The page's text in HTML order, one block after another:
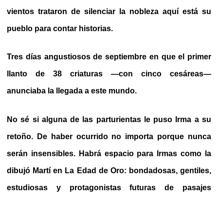
vientos trataron de silenciar la nobleza aquí está su
pueblo para contar historias.
Tres días angustiosos de septiembre en que el primer
llanto de 38 criaturas —con cinco cesáreas—
anunciaba la llegada a este mundo.
No sé si alguna de las parturientas le puso Irma a su
retoño. De haber ocurrido no importa porque nunca
serán insensibles. Habrá espacio para Irmas como la
dibujó Martí en La Edad de Oro: bondadosas, gentiles,
estudiosas y protagonistas futuras de pasajes